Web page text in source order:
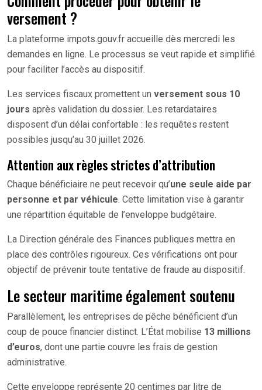
versement ?
La plateforme impots.gouv.fr accueille dès mercredi les
demandes en ligne. Le processus se veut rapide et simplifié
pour faciliter l’accès au dispositif.
Les services fiscaux promettent un versement sous 10
jours après validation du dossier. Les retardataires
disposent d’un délai confortable : les requêtes restent
possibles jusqu’au 30 juillet 2026.
Attention aux règles strictes d’attribution
Chaque bénéficiaire ne peut recevoir qu’une seule aide par
personne et par véhicule. Cette limitation vise à garantir
une répartition équitable de l’enveloppe budgétaire.
La Direction générale des Finances publiques mettra en
place des contrôles rigoureux. Ces vérifications ont pour
objectif de prévenir toute tentative de fraude au dispositif.
Le secteur maritime également soutenu
Parallèlement, les entreprises de pêche bénéficient d’un
coup de pouce financier distinct. L’État mobilise 13 millions
d’euros, dont une partie couvre les frais de gestion
administrative.
Cette enveloppe représente 20 centimes par litre de